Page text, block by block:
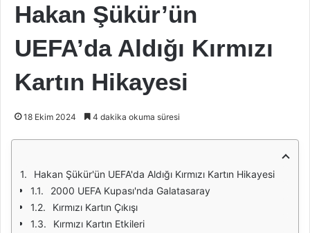
Hakan Şükür’ün
UEFA’da Aldığı Kırmızı
Kartın Hikayesi
18 Ekim 2024 4 dakika okuma süresi
Hakan Şükür'ün UEFA'da Aldığı Kırmızı Kartın Hikayesi
2000 UEFA Kupası'nda Galatasaray
Kırmızı Kartın Çıkışı
Kırmızı Kartın Etkileri